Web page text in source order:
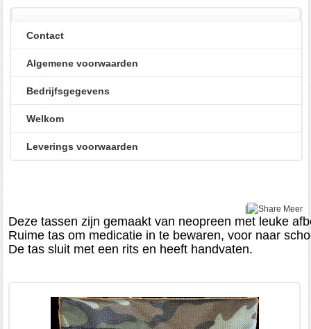
Contact
Algemene voorwaarden
Bedrijfsgegevens
Welkom
Leverings voorwaarden
| Meer
Deze tassen zijn gemaakt van neopreen met leuke
Ruime tas om medicatie in te bewaren, voor naar
De tas sluit met een rits en heeft handvaten.